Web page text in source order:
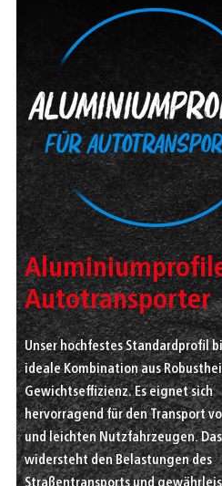
Autotransporter
Unser hochfestes Standardprofil
ideale Kombination aus
Gewichtseffizienz. Es eignet sich
hervorragend für den Transport
und leichten Nutzfahrzeugen.
widersteht den Belastungen des
Straßentransports und